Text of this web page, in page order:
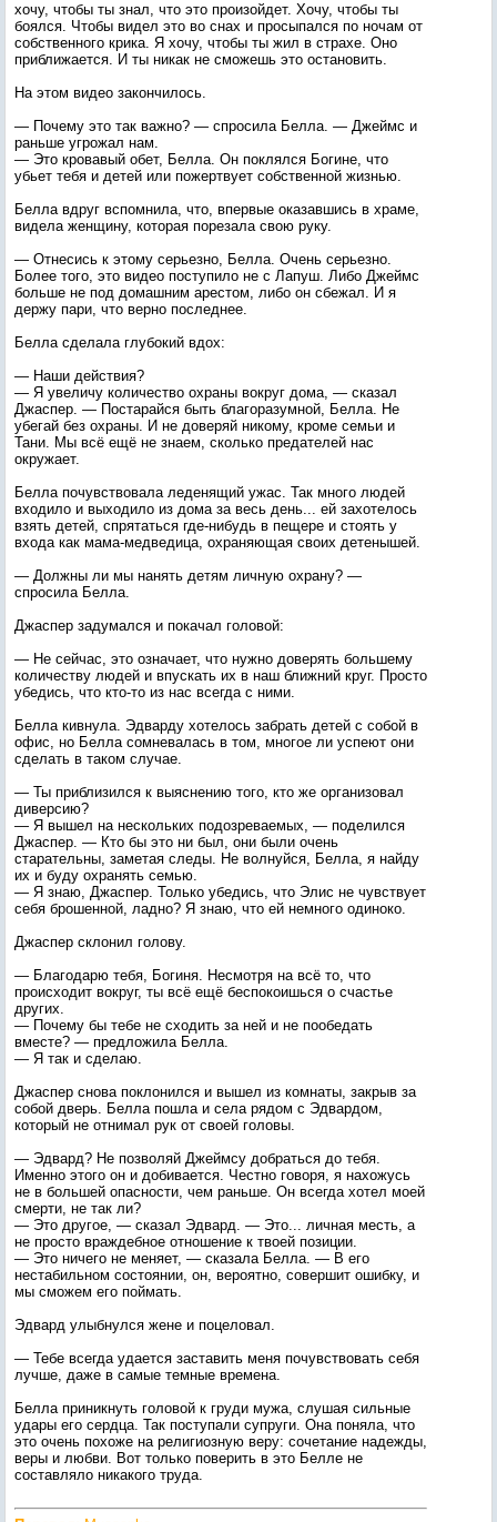
хочу, чтобы ты знал, что это произойдет. Хочу, чтобы ты
боялся. Чтобы видел это во снах и просыпался по ночам от
собственного крика. Я хочу, чтобы ты жил в страхе. Оно
приближается. И ты никак не сможешь это остановить.
На этом видео закончилось.
— Почему это так важно? — спросила Белла. — Джеймс и
раньше угрожал нам.
— Это кровавый обет, Белла. Он поклялся Богине, что
убьет тебя и детей или пожертвует собственной жизнью.
Белла вдруг вспомнила, что, впервые оказавшись в храме,
видела женщину, которая порезала свою руку.
— Отнесись к этому серьезно, Белла. Очень серьезно.
Более того, это видео поступило не с Лапуш. Либо Джеймс
больше не под домашним арестом, либо он сбежал. И я
держу пари, что верно последнее.
Белла сделала глубокий вдох:
— Наши действия?
— Я увеличу количество охраны вокруг дома, — сказал
Джаспер. — Постарайся быть благоразумной, Белла. Не
убегай без охраны. И не доверяй никому, кроме семьи и
Тани. Мы всё ещё не знаем, сколько предателей нас
окружает.
Белла почувствовала леденящий ужас. Так много людей
входило и выходило из дома за весь день... ей захотелось
взять детей, спрятаться где-нибудь в пещере и стоять у
входа как мама-медведица, охраняющая своих детенышей.
— Должны ли мы нанять детям личную охрану? —
спросила Белла.
Джаспер задумался и покачал головой:
— Не сейчас, это означает, что нужно доверять большему
количеству людей и впускать их в наш ближний круг. Просто
убедись, что кто-то из нас всегда с ними.
Белла кивнула. Эдварду хотелось забрать детей с собой в
офис, но Белла сомневалась в том, многое ли успеют они
сделать в таком случае.
— Ты приблизился к выяснению того, кто же организовал
диверсию?
— Я вышел на нескольких подозреваемых, — поделился
Джаспер. — Кто бы это ни был, они были очень
старательны, заметая следы. Не волнуйся, Белла, я найду
их и буду охранять семью.
— Я знаю, Джаспер. Только убедись, что Элис не чувствует
себя брошенной, ладно? Я знаю, что ей немного одиноко.
Джаспер склонил голову.
— Благодарю тебя, Богиня. Несмотря на всё то, что
происходит вокруг, ты всё ещё беспокоишься о счастье
других.
— Почему бы тебе не сходить за ней и не пообедать
вместе? — предложила Белла.
— Я так и сделаю.
Джаспер снова поклонился и вышел из комнаты, закрыв за
собой дверь. Белла пошла и села рядом с Эдвардом,
который не отнимал рук от своей головы.
— Эдвард? Не позволяй Джеймсу добраться до тебя.
Именно этого он и добивается. Честно говоря, я нахожусь
не в большей опасности, чем раньше. Он всегда хотел моей
смерти, не так ли?
— Это другое, — сказал Эдвард. — Это... личная месть, а
не просто враждебное отношение к твоей позиции.
— Это ничего не меняет, — сказала Белла. — В его
нестабильном состоянии, он, вероятно, совершит ошибку, и
мы сможем его поймать.
Эдвард улыбнулся жене и поцеловал.
— Тебе всегда удается заставить меня почувствовать себя
лучше, даже в самые темные времена.
Белла приникнуть головой к груди мужа, слушая сильные
удары его сердца. Так поступали супруги. Она поняла, что
это очень похоже на религиозную веру: сочетание надежды,
веры и любви. Вот только поверить в это Белле не
составляло никакого труда.